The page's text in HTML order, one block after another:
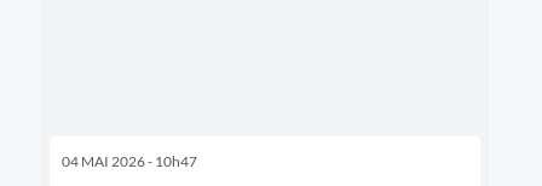
04 MAI 2026 - 10h47